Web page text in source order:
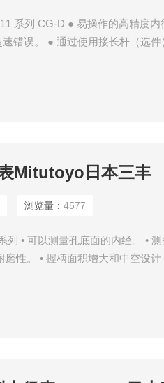
系列 CG-D ● 易操作的高精度内
错误。 ● 通过使用接长杆（选件
速和准确的进
Mitutoyo日本三丰
浏览量：4577
• 可以测量孔底面的内经。 •
性。 • 握柄面积增大和中空设计